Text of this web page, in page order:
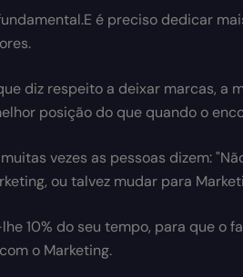
é preciso dedicar
diz respeito a deixar marcas, a
posição do que quando o
vezes as pessoas dizem:
ou talvez mudar para
10% do seu tempo, para que o
o Marketing.